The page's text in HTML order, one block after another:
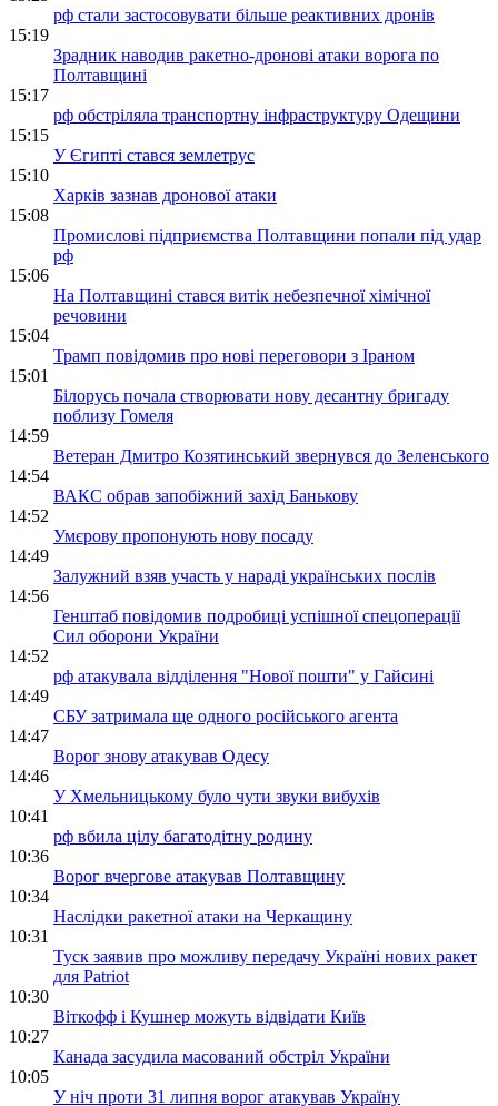
рф стали застосовувати більше реактивних дронів
15:19
Зрадник наводив ракетно-дронові атаки ворога по
Полтавщині
15:17
рф обстріляла транспортну інфраструктуру Одещини
15:15
У Єгипті стався землетрус
15:10
Харків зазнав дронової атаки
15:08
Промислові підприємства Полтавщини попали під удар
рф
15:06
На Полтавщині стався витік небезпечної хімічної
речовини
15:04
Трамп повідомив про нові переговори з Іраном
15:01
Білорусь почала створювати нову десантну бригаду
поблизу Гомеля
14:59
Ветеран Дмитро Козятинський звернувся до Зеленського
14:54
ВАКС обрав запобіжний захід Банькову
14:52
Умєрову пропонують нову посаду
14:49
Залужний взяв участь у нараді українських послів
14:56
Генштаб повідомив подробиці успішної спецоперації
Сил оборони України
14:52
рф атакувала відділення "Нової пошти" у Гайсині
14:49
СБУ затримала ще одного російського агента
14:47
Ворог знову атакував Одесу
14:46
У Хмельницькому було чути звуки вибухів
10:41
рф вбила цілу багатодітну родину
10:36
Ворог вчергове атакував Полтавщину
10:34
Наслідки ракетної атаки на Черкащину
10:31
Туск заявив про можливу передачу Україні нових ракет
для Patriot
10:30
Віткофф і Кушнер можуть відвідати Київ
10:27
Канада засудила масований обстріл України
10:05
У ніч проти 31 липня ворог атакував Україну